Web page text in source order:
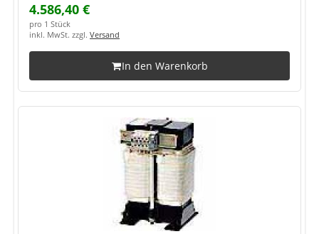
4.586,40 €
pro 1 Stück
inkl. MwSt. zzgl. Versand
In den Warenkorb